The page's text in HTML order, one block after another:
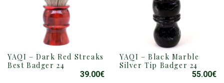
YAQI – Dark Red Streaks
Best Badger 24
39.00€
YAQI – Black Marble
Silver Tip Badger 24
55.00€